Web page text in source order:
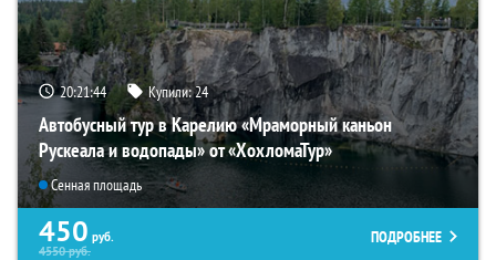
20:21:43 Купили:24
Автобусный тур в Карелию «Мраморный каньон
Рускеала и водопады» от «ХохломаТур»
Сенная площадь
450 руб.
4550руб.
ПОДРОБНЕЕ